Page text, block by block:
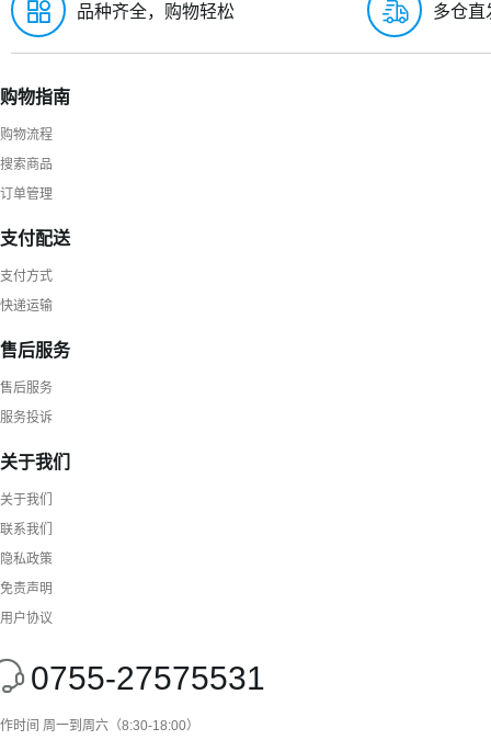
品种齐全，购物轻松 多仓直
购物指南
购物流程
搜索商品
订单管理
支付配送
支付方式
快递运输
售后服务
售后服务
服务投诉
关于我们
关于我们
联系我们
隐私政策
免责声明
用户协议
0755-27575531
时间 周一到周六（8:30-18:00）